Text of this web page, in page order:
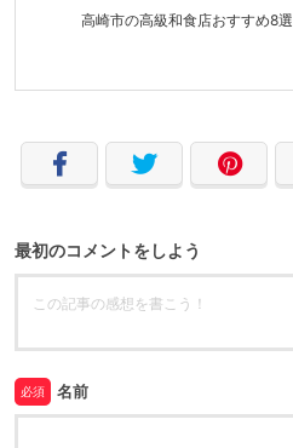
高崎市の高級和食店おすすめ8選
最初のコメントをしよう
必須 名前